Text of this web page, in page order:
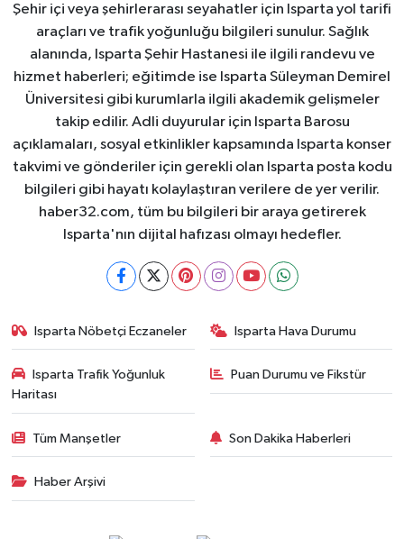
Şehir içi veya şehirlerarası seyahatler için Isparta yol tarifi
araçları ve trafik yoğunluğu bilgileri sunulur. Sağlık
alanında, Isparta Şehir Hastanesi ile ilgili randevu ve
hizmet haberleri; eğitimde ise Isparta Süleyman Demirel
Üniversitesi gibi kurumlarla ilgili akademik gelişmeler
takip edilir. Adli duyurular için Isparta Barosu
açıklamaları, sosyal etkinlikler kapsamında Isparta konser
takvimi ve gönderiler için gerekli olan Isparta posta kodu
bilgileri gibi hayatı kolaylaştıran verilere de yer verilir.
haber32.com, tüm bu bilgileri bir araya getirerek
Isparta'nın dijital hafızası olmayı hedefler.
Isparta Nöbetçi Eczaneler Isparta Hava Durumu
Isparta Trafik Yoğunluk
Haritası
Puan Durumu ve Fikstür
Tüm Manşetler Son Dakika Haberleri
Haber Arşivi